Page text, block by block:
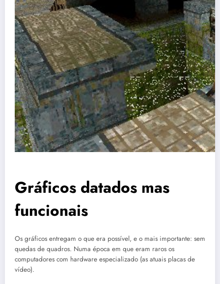
Gráficos datados mas
funcionais
Os gráficos entregam o que era possível, e o mais importante: sem
quedas de quadros. Numa época em que eram raros os
computadores com hardware especializado (as atuais placas de
vídeo).